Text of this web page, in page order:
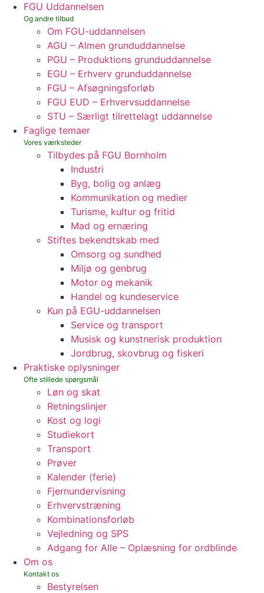
FGU Uddannelsen
Om FGU-uddannelsen
AGU – Almen grunduddannelse
PGU – Produktions grunduddannelse
EGU – Erhverv grunduddannelse
FGU – Afsøgningsforløb
FGU EUD – Erhvervsuddannelse
STU – Særligt tilrettelagt uddannelse
Faglige temaer
Tilbydes på FGU Bornholm
Industri
Byg, bolig og anlæg
Kommunikation og medier
Turisme, kultur og fritid
Mad og ernæring
Stiftes bekendtskab med
Omsorg og sundhed
Miljø og genbrug
Motor og mekanik
Handel og kundeservice
Kun på EGU-uddannelsen
Service og transport
Musisk og kunstnerisk produktion
Jordbrug, skovbrug og fiskeri
Praktiske oplysninger
Løn og skat
Retningslinjer
Kost og logi
Studiekort
Transport
Prøver
Kalender (ferie)
Fjernundervisning
Erhvervstræning
Kombinationsforløb
Vejledning og SPS
Adgang for Alle – Oplæsning for ordblinde
Om os
Bestyrelsen